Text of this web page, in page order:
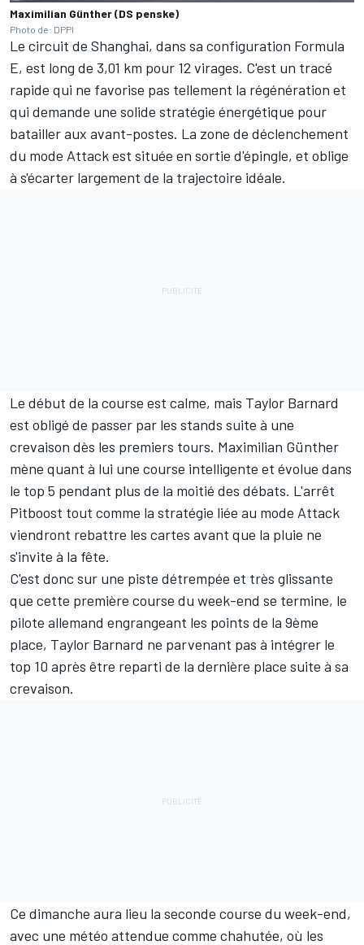
Maximilian Günther (DS penske)
Photo de: DPPI
Le circuit de Shanghai, dans sa configuration Formula
E, est long de 3,01 km pour 12 virages. C'est un tracé
rapide qui ne favorise pas tellement la régénération et
qui demande une solide stratégie énergétique pour
batailler aux avant-postes. La zone de déclenchement
du mode Attack est située en sortie d'épingle, et oblige
à s'écarter largement de la trajectoire idéale.
Le début de la course est calme, mais Taylor Barnard
est obligé de passer par les stands suite à une
crevaison dès les premiers tours. Maximilian Günther
mène quant à lui une course intelligente et évolue dans
le top 5 pendant plus de la moitié des débats. L'arrêt
Pitboost tout comme la stratégie liée au mode Attack
viendront rebattre les cartes avant que la pluie ne
s'invite à la fête.
C'est donc sur une piste détrempée et très glissante
que cette première course du week-end se termine, le
pilote allemand engrangeant les points de la 9ème
place, Taylor Barnard ne parvenant pas à intégrer le
top 10 après être reparti de la dernière place suite à sa
crevaison.
Ce dimanche aura lieu la seconde course du week-end,
avec une météo attendue comme chahutée, où les